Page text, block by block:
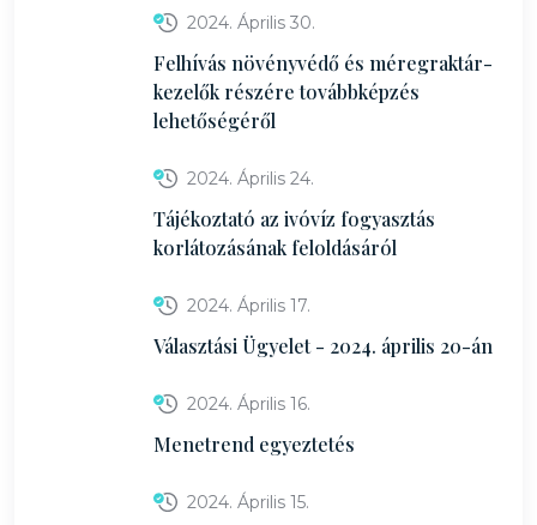
2024. Április 30.
Felhívás növényvédő és méregraktár-
kezelők részére továbbképzés
lehetőségéről
2024. Április 24.
Tájékoztató az ivóvíz fogyasztás
korlátozásának feloldásáról
2024. Április 17.
Választási Ügyelet - 2024. április 20-án
2024. Április 16.
Menetrend egyeztetés
2024. Április 15.